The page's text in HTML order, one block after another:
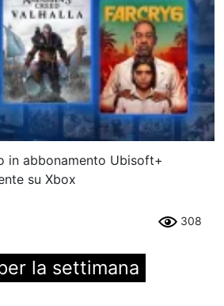
in abbonamento Ubisoft+
su Xbox
308
la settimana